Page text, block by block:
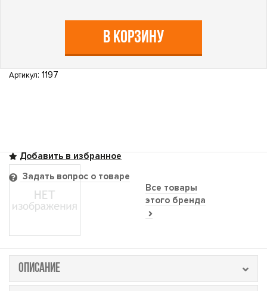
В КОРЗИНУ
Артикул: 1197
Все товары
этого бренда
Задать вопрос о товаре
ОПИСАНИЕ